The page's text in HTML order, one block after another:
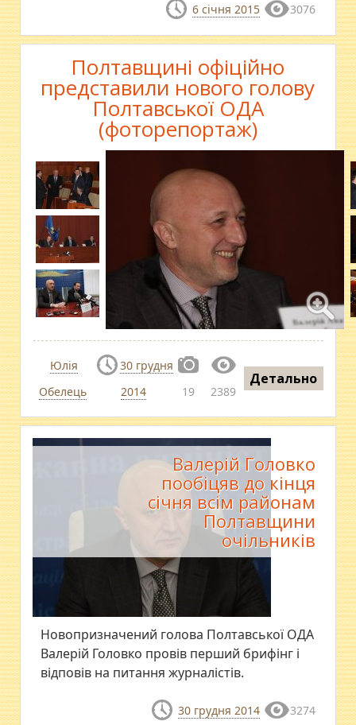
6 січня 2015 3076
Полтавщині офіційно
представили нового голову
Полтавської ОДА
(фоторепортаж)
Юлія
Обелець
30 грудня
2014
19 2389
Детально
Валерій Головко
пообіцяв до кінця
січня всім районам
Полтавщини
очільників
Новопризначений голова Полтавської ОДА
Валерій Головко провів перший брифінг і
відповів на питання журналістів.
30 грудня 2014 3274